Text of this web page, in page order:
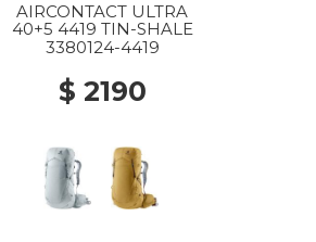
AIRCONTACT ULTRA
40+5 4419 TIN-SHALE
3380124-4419
$ 2190